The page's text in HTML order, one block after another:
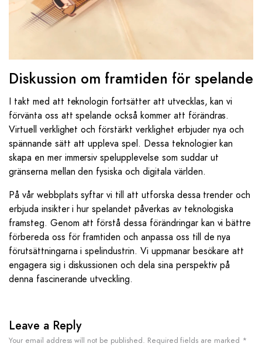
Diskussion om framtiden för spelande
I takt med att teknologin fortsätter att utvecklas, kan vi
förvänta oss att spelande också kommer att förändras.
Virtuell verklighet och förstärkt verklighet erbjuder nya och
spännande sätt att uppleva spel. Dessa teknologier kan
skapa en mer immersiv spelupplevelse som suddar ut
gränserna mellan den fysiska och digitala världen.
På vår webbplats syftar vi till att utforska dessa trender och
erbjuda insikter i hur spelandet påverkas av teknologiska
framsteg. Genom att förstå dessa förändringar kan vi bättre
förbereda oss för framtiden och anpassa oss till de nya
förutsättningarna i spelindustrin. Vi uppmanar besökare att
engagera sig i diskussionen och dela sina perspektiv på
denna fascinerande utveckling.
Leave a Reply
Your email address will not be published. Required fields are marked *